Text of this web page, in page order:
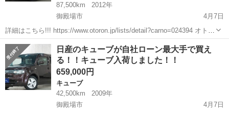
87,500km
2012年
御殿場市
4月7日
詳細はこちら!!! https://www.otoron.jp/lists/detail?carno=024394 オトロ
ンの自社ローンは金利無し！！！ 他社で断られた方でも、自己破産、
債務整理、ローンブラック...
静岡 御殿場市 ノート オトロン
日産のキューブが自社ローン最大手で買え
る！！キューブ入荷しました！！
659,000円
キューブ
42,500km
2009年
御殿場市
4月7日